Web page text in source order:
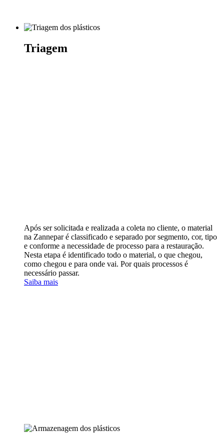
Triagem
Após ser solicitada e realizada a coleta no cliente, o material
na Zannepar é classificado e separado por segmento, cor, tipo
e conforme a necessidade de processo para a restauração.
Nesta etapa é identificado todo o material, o que chegou,
como chegou e para onde vai. Por quais processos é
necessário passar.
Saiba mais